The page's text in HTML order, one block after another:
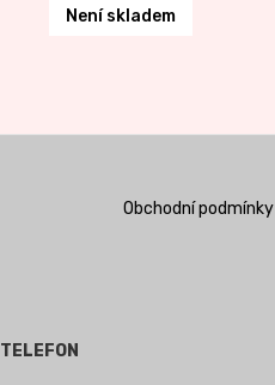
Není skladem
Obchodní podmínky
TELEFON